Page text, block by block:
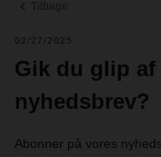
Tilbage
02/27/2025
Gik du glip af
nyhedsbrev?
Abonner på vores